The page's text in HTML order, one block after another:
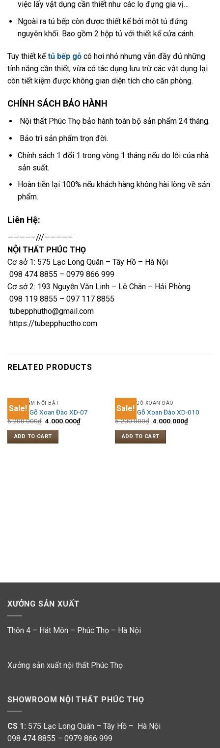
việc lấy vật dụng cần thiết như các lọ đựng gia vị…
Ngoài ra tủ bếp còn được thiết kế bởi một tủ đứng
nguyên khối. Bao gồm 2 hộp tủ với thiết kế cửa cánh.
Tuy thiết kếtủ bếp gỗ có hơi nhỏ nhưng vẫn đầy đủ những
tính năng cần thiết, vừa có tác dụng lưu trữ các vật dụng lại
còn tiết kiệm được không gian diện tích cho căn phòng.
CHÍNH SÁCH BẢO HÀNH
Nội thất Phúc Thọ bảo hành toàn bộ sản phẩm 24 tháng.
Bảo trì sản phẩm trọn đời.
Chính sách 1 đổi 1 trong vòng 1 tháng nếu do lỗi của nhà
sản suất.
Hoàn tiền lại 100% nếu khách hàng không hài lòng về sản
phẩm.
Liên Hệ:
————–///————–
NỘI THẤT PHÚC THỌ
Cơ sở 1: 575 Lạc Long Quân – Tây Hồ – Hà Nội
098 474 8855 – 0979 866 999
Cơ sở 2: 193 Nguyễn Văn Linh – Lê Chân – Hải Phòng
098 119 8855 – 097 117 8855
tubepphutho@gmail.com
https://tubepphuctho.com
RELATED PRODUCTS
Sale!
SẢN PHẨM NỔI BẬT
Tủ Bếp Gỗ Xoan Đào XD-07
5.200.000₫ 4.000.000₫
ADD TO CART
Sale!
TỦ BẾP GỖ XOAN ĐÀO
Tủ Bếp Gỗ Xoan Đào XD-010
5.200.000₫ 4.000.000₫
ADD TO CART
XƯỞNG SẢN XUẤT
Thôn 4 – Hát Môn – Phúc Thọ – Hà Nội
Xưởng sản xuất nội thất Phúc Thọ
SHOWROOM NỘI THẤT PHÚC THỌ
CS 1: 575 Lạc Long Quân – Tây Hồ – Hà Nội
098 474 8855 – 0979 866 999